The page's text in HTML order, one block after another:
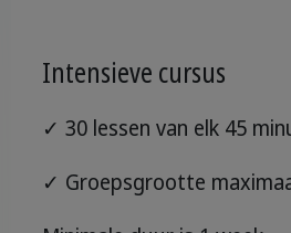
Intensieve cursus
✓ 30 lessen van elk 45
✓ Groepsgrootte